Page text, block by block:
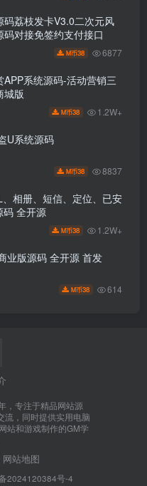
码荔枝发卡V3.0二次元风
对接免签约支付接口
M币38 6877
APP系统源码-活动营销三
城版
M币38 1.2W+
U系统源码
M币38 8837
相册、短信、定位、已安
码 全开源
M币38 1.2W+
业版源码 全开源 首发
M币38 614
，专注于精品网站源
流，同时提供实用电脑
站和游戏制作的GM学
网站地图
2024120384号-4